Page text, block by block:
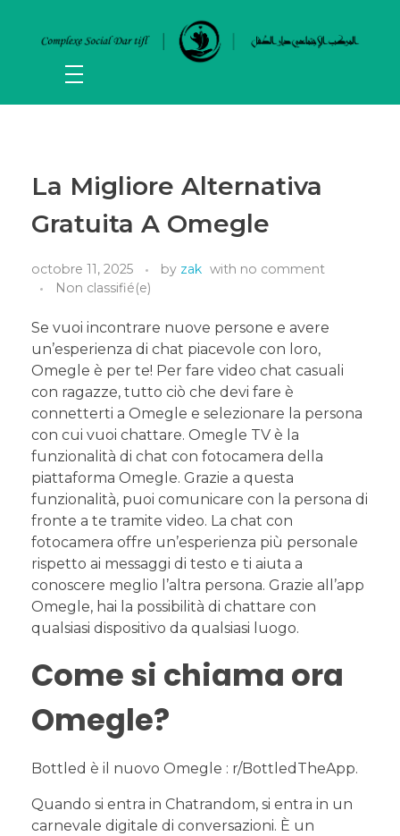
La Migliore Alternativa
Gratuita A Omegle
octobre 11, 2025 by zak with no comment
Non classifié(e)
Se vuoi incontrare nuove persone e avere
un’esperienza di chat piacevole con loro,
Omegle è per te! Per fare video chat casuali
con ragazze, tutto ciò che devi fare è
connetterti a Omegle e selezionare la persona
con cui vuoi chattare. Omegle TV è la
funzionalità di chat con fotocamera della
piattaforma Omegle. Grazie a questa
funzionalità, puoi comunicare con la persona di
fronte a te tramite video. La chat con
fotocamera offre un’esperienza più personale
rispetto ai messaggi di testo e ti aiuta a
conoscere meglio l’altra persona. Grazie all’app
Omegle, hai la possibilità di chattare con
qualsiasi dispositivo da qualsiasi luogo.
Come si chiama ora
Omegle?
Bottled è il nuovo Omegle : r/BottledTheApp.
Quando si entra in Chatrandom, si entra in un
carnevale digitale di conversazioni. È un